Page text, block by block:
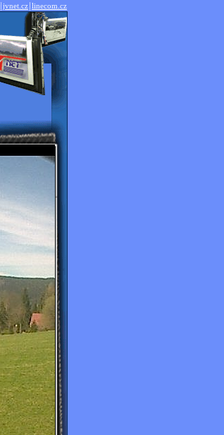
|jvnet.cz|linecom.cz